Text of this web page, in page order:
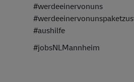
#werdeeinervonuns
#aushilfe
#jobsNLMannheim